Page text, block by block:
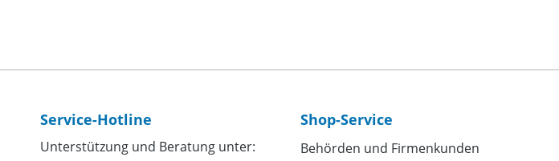
Service-Hotline
Unterstützung und Beratung unter:
Shop-Service
Behörden und Firmenkunden